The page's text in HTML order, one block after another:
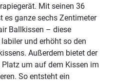
Mit seinen 36
es ganze sechs Zentimeter
Ballkissen – diese
und erhöht so den
Außerdem bietet der
Platz um auf dem Kissen im
So entsteht ein